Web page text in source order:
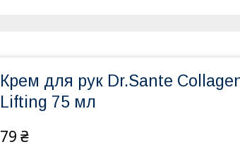
Крем для рук Dr.Sante
Lifting 75 мл
79 ₴